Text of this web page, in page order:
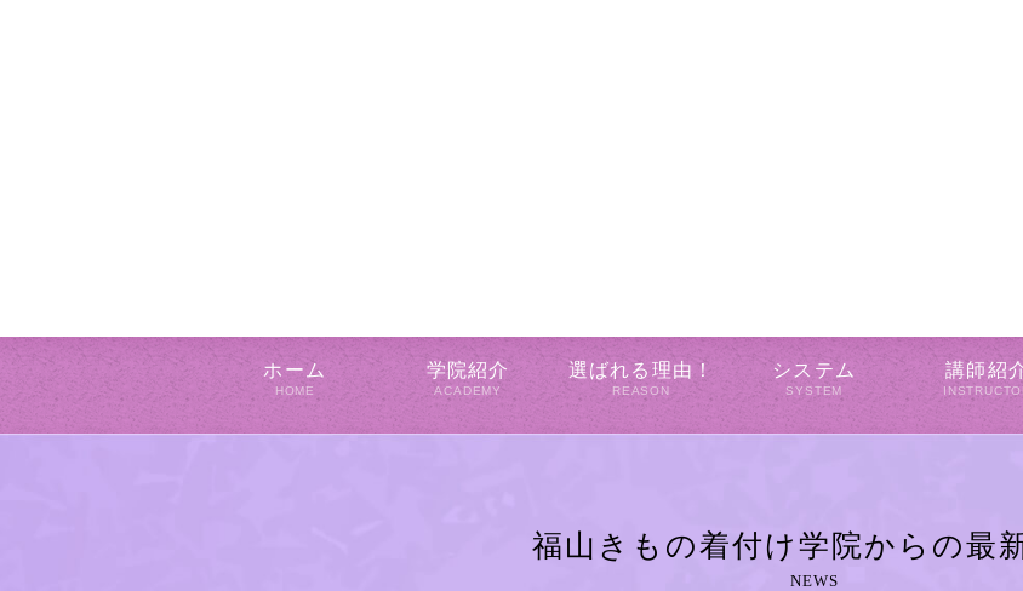
ホーム
HOME
学院紹介
ACADEMY
選ばれる理由！
REASON
システム
SYSTEM
講師紹
福山きもの着付け学院からの最
NEWS